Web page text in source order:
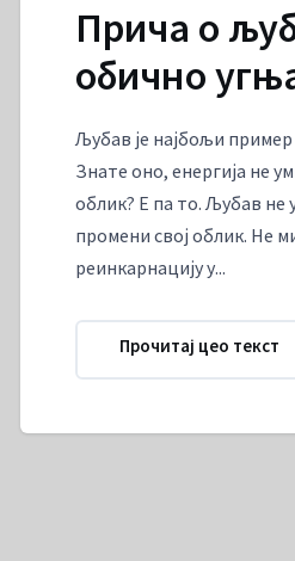
Прича о
обично
Љубав је најбољи
Знате оно, енергија не
облик? Е па то. Љубав не
промени свој облик. Не
реинкарнацију у...
Прочитај цео текст